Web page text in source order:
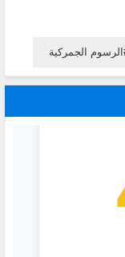
الرسوم الجمركية